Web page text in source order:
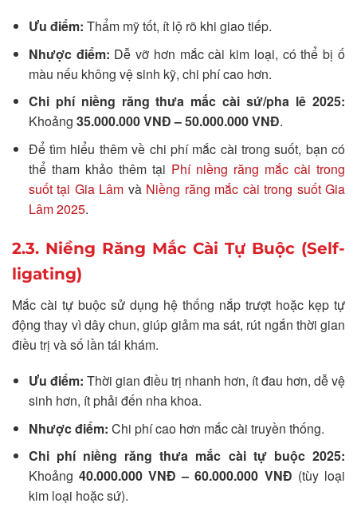
Ưu điểm: Thẩm mỹ tốt, ít lộ rõ khi giao tiếp.
Nhược điểm: Dễ vỡ hơn mắc cài kim loại, có thể bị ố
màu nếu không vệ sinh kỹ, chi phí cao hơn.
Chi phí niềng răng thưa mắc cài sứ/pha lê 2025:
Khoảng 35.000.000 VNĐ – 50.000.000 VNĐ.
Để tìm hiểu thêm về chi phí mắc cài trong suốt, bạn có
thể tham khảo thêm tại Phí niềng răng mắc cài trong
suốt tại Gia Lâm và Niềng răng mắc cài trong suốt Gia
Lâm 2025.
2.3. Niềng Răng Mắc Cài Tự Buộc (Self-
ligating)
Mắc cài tự buộc sử dụng hệ thống nắp trượt hoặc kẹp tự
động thay vì dây chun, giúp giảm ma sát, rút ngắn thời gian
điều trị và số lần tái khám.
Ưu điểm: Thời gian điều trị nhanh hơn, ít đau hơn, dễ vệ
sinh hơn, ít phải đến nha khoa.
Nhược điểm: Chi phí cao hơn mắc cài truyền thống.
Chi phí niềng răng thưa mắc cài tự buộc 2025:
Khoảng 40.000.000 VNĐ – 60.000.000 VNĐ (tùy loại
kim loại hoặc sứ).